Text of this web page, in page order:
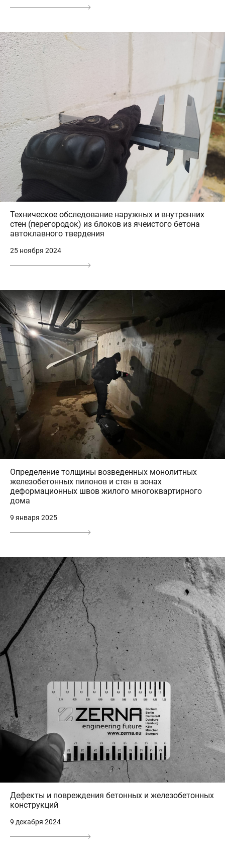
Техническое обследование наружных и внутренних
стен (перегородок) из блоков из ячеистого бетона
автоклавного твердения
25 ноября 2024
Определение толщины возведенных монолитных
железобетонных пилонов и стен в зонах
деформационных швов жилого многоквартирного
дома
9 января 2025
Дефекты и повреждения бетонных и железобетонных
конструкций
9 декабря 2024